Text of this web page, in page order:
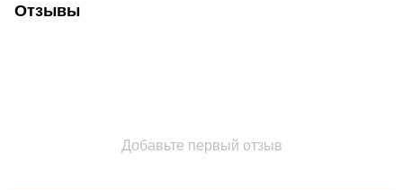
Отзывы
Добавьте первый отзыв